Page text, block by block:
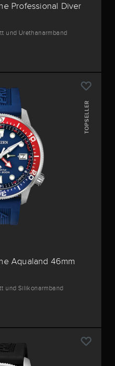
Professional Diver
und Urethanarmband
TOPSELLER
Aqualand 46mm
und Silikonarmband